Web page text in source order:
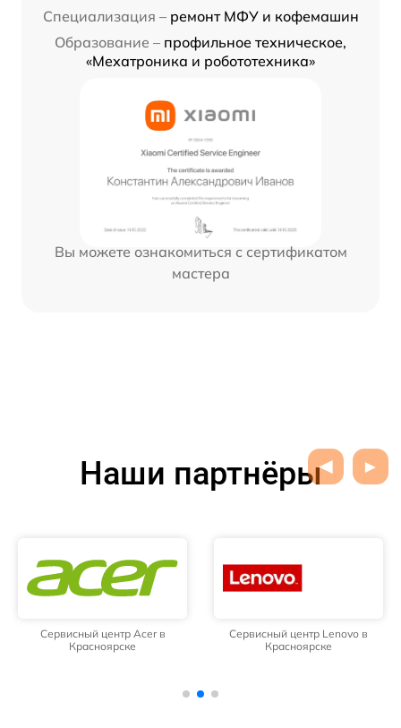
Специализация – ремонт МФУ и кофемашин
Образование – профильное техническое,
«Мехатроника и робототехника»
Вы можете ознакомиться с сертификатом
мастера
Наши партнёры
Сервисный центр Acer в
Красноярске
Сервисный центр Lenovo в
Красноярске